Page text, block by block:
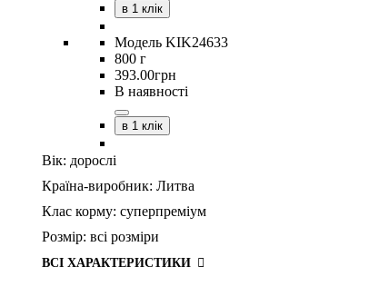
в 1 клік
KIK24633
800 г
393.00грн
В наявності
в 1 клік
Вік: дорослі
Країна-виробник: Литва
Клас корму: суперпреміум
Розмір: всі розміри
ВСІ ХАРАКТЕРИСТИКИ